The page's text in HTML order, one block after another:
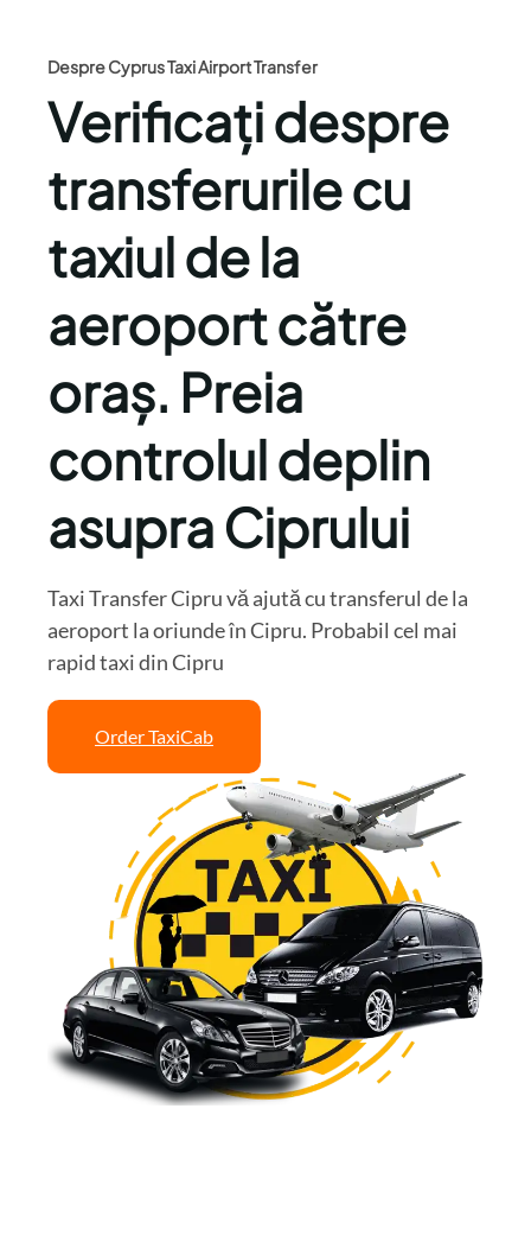
Despre Cyprus Taxi Airport Transfer
Verificați despre
transferurile cu
taxiul de la
aeroport către
oraș. Preia
controlul deplin
asupra Ciprului
Taxi Transfer Cipru vă ajută cu transferul de la
aeroport la oriunde în Cipru. Probabil cel mai
rapid taxi din Cipru
Order TaxiCab